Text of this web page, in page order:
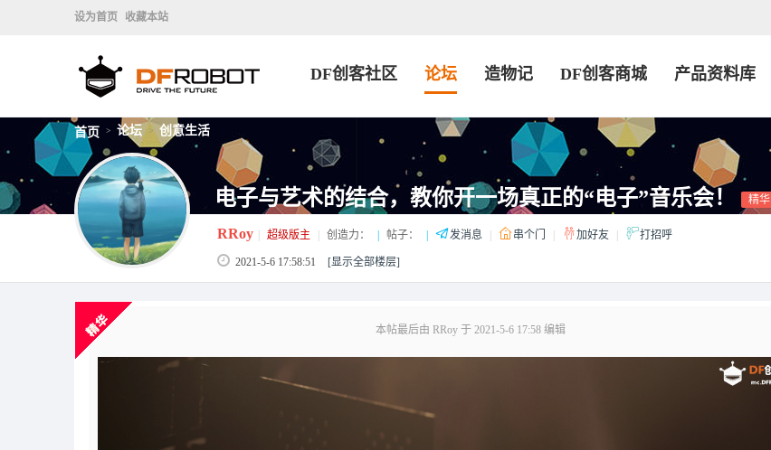
设为首页 收藏本站
DF创客社区 论坛 造物记 DF创客商城 产品资料库
首页 > 论坛 > 创意生活
电子与艺术的结合，教你开一场真正的“电子”音乐会！ 精华
RRoy 超级版主 创造力： 帖子： 发消息 串个门 加好友 打招呼
2021-5-6 17:58:51 [显示全部楼层]
本帖最后由 RRoy 于 2021-5-6 17:58 编辑